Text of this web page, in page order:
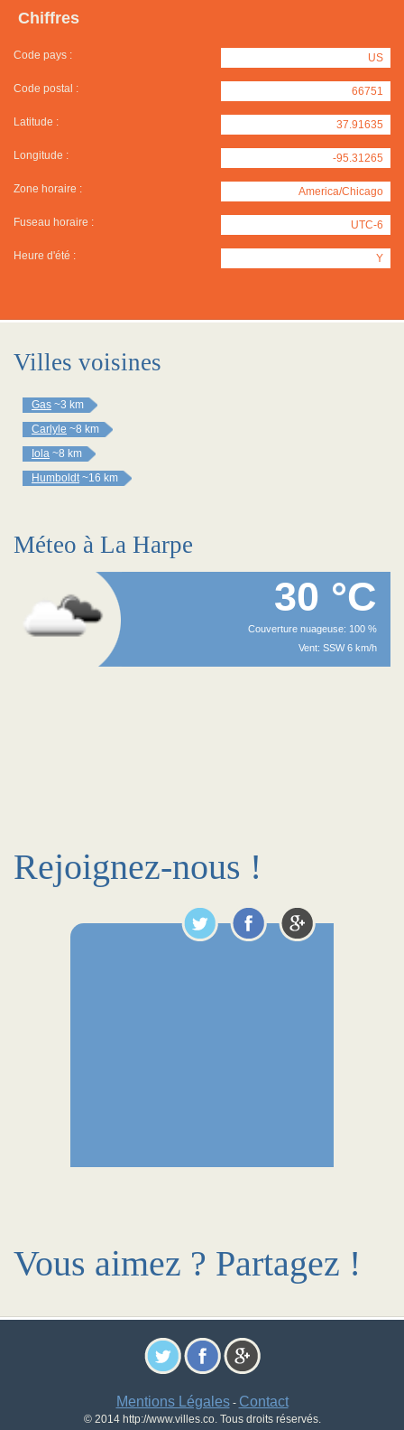
Chiffres
Code pays : US
Code postal : 66751
Latitude : 37.91635
Longitude : -95.31265
Zone horaire : America/Chicago
Fuseau horaire : UTC-6
Heure d'été : Y
Villes voisines
Gas ~3 km
Carlyle ~8 km
Iola ~8 km
Humboldt ~16 km
Méteo à La Harpe
30 °C
Couverture nuageuse: 100 %
Vent: SSW 6 km/h
Rejoignez-nous !
Vous aimez ? Partagez !
Mentions Légales- Contact
© 2014 http://www.villes.co. Tous droits réservés.